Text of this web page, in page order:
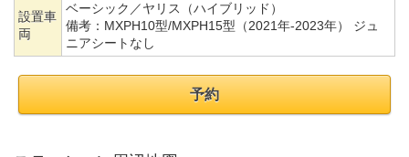
設置車
両
ベーシック／ヤリス（ハイブリッド）
備考： MXPH10型/MXPH15型（2021年-2023年） ジュ
ニアシートなし
予約